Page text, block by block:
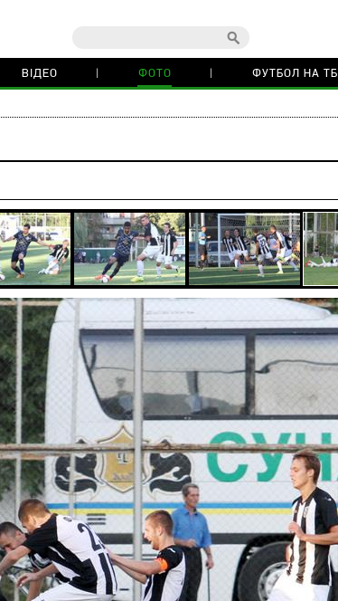
ВІДЕО ФОТО ФУТБОЛ НА ТБ